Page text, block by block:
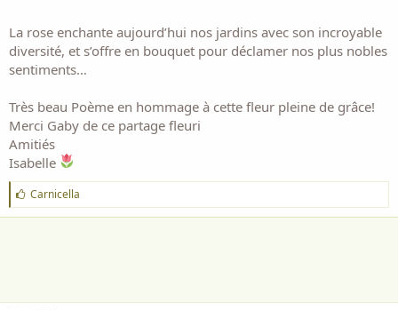
En habit de vermeil
Aux couleur du soleil
Pose ton arc en ciel
Belle rose
La plus belle des fleurs
Ton charme et ta douceur
Appellent au bonheur
Belle rose
Qui fait brilier les yeux
Sur des jours merveilleux
La rose enchante aujourd’hui nos jardins avec son incroyable
diversité, et s’offre en bouquet pour déclamer nos plus nobles
sentiments…
Très beau Poème en hommage à cette fleur pleine de grâce!
Merci Gaby de ce partage fleuri
Amitiés
Isabelle
J
'
a
Carnicella